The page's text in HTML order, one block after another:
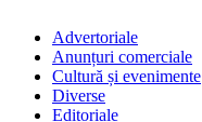
Advertoriale
Anunțuri comerciale
Cultură și evenimente
Diverse
Editoriale